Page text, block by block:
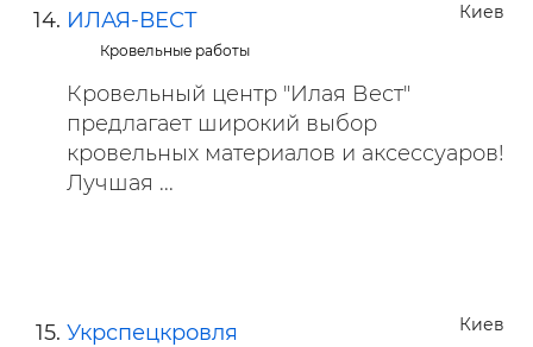
Киев
ИЛАЯ-ВЕСТ
Кровельные работы
Кровельный центр "Илая Вест"
предлагает широкий выбор
кровельных материалов и аксессуаров!
Лучшая ...
Киев
Укрспецкровля